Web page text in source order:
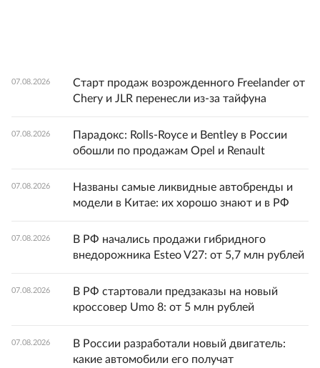
07.08.2026
Старт продаж возрожденного Freelander от
Chery и JLR перенесли из-за тайфуна
07.08.2026
Парадокс: Rolls-Royce и Bentley в России
обошли по продажам Opel и Renault
07.08.2026
Названы самые ликвидные автобренды и
модели в Китае: их хорошо знают и в РФ
07.08.2026
В РФ начались продажи гибридного
внедорожника Esteo V27: от 5,7 млн рублей
07.08.2026
В РФ стартовали предзаказы на новый
кроссовер Umo 8: от 5 млн рублей
07.08.2026
В России разработали новый двигатель:
какие автомобили его получат